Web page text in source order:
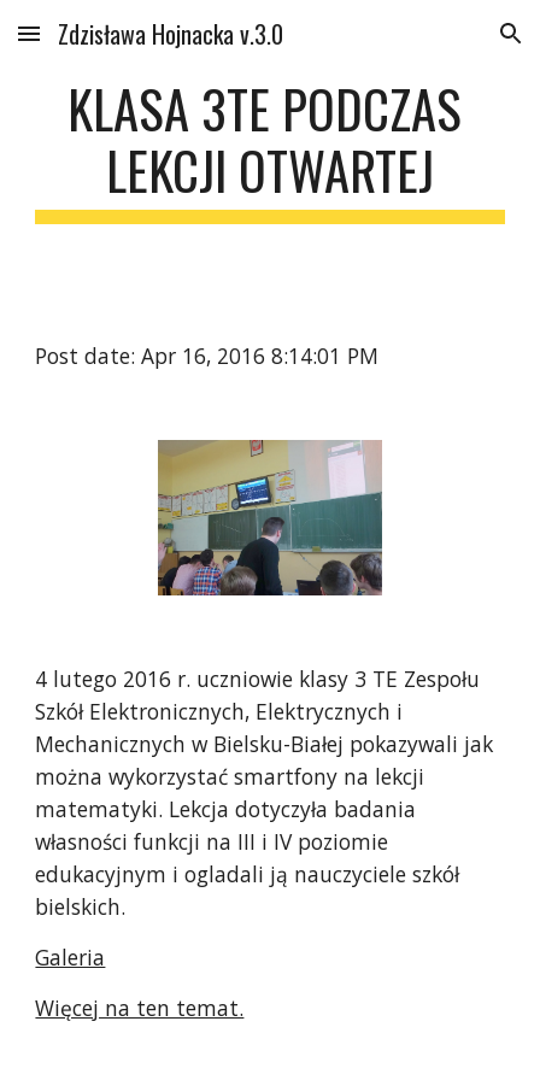
Skip to main content Skip to navigation
Zdzisława Hojnacka v.3.0
KLASA 3TE PODCZAS
LEKCJI OTWARTEJ
Post date: Apr 16, 2016 8:14:01 PM
4 lutego 2016 r. uczniowie klasy 3 TE Zespołu
Szkół Elektronicznych, Elektrycznych i
Mechanicznych w Bielsku-Białej pokazywali jak
można wykorzystać smartfony na lekcji
matematyki. Lekcja dotyczyła badania
własności funkcji na III i IV poziomie
edukacyjnym i ogladali ją nauczyciele szkół
bielskich.
Galeria
Więcej na ten temat.